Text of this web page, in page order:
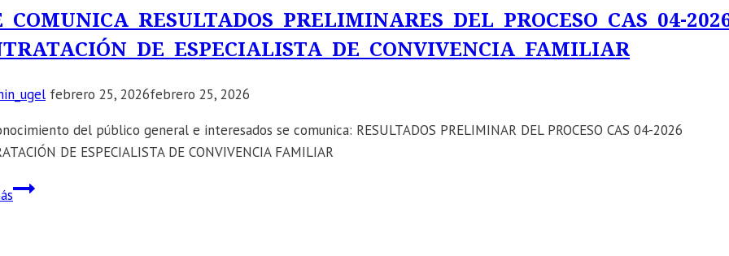
TODA
FORMA
DE
Técnica
sobre
la
del
COMUNICA RESULTADOS PRELIMINARES DEL PROCESO CAS 04-
DE ESPECIALISTA DE CONVIVENCIA FAMILIAR
febrero 25, 2026febrero 25, 2026
del público general e interesados se comunica: RESULTADOS PRELIMINAR DEL PROCESO CAS 04-2026
DE ESPECIALISTA DE CONVIVENCIA FAMILIAR
📣